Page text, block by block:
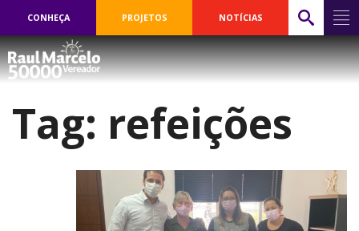
CONHEÇA PROJETOS NOTÍCIAS
Tag: refeições